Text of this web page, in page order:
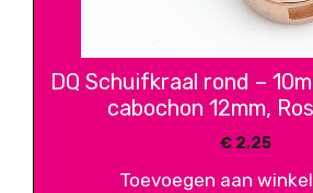
DQ Schuifkraal rond –
cabochon 12mm,
€2,25
Toevoegen aan